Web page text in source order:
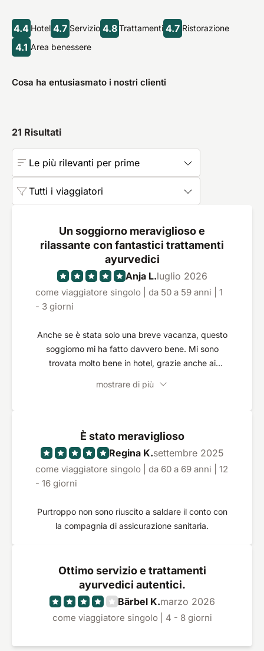
4.4 Hotel 4.7 Servizio 4.8 Trattamenti 4.7 Ristorazione
4.1 Area benessere
Cosa ha entusiasmato i nostri clienti
21 Risultati
Le più rilevanti per prime
Tutti i viaggiatori
Un soggiorno meraviglioso e
rilassante con fantastici trattamenti
ayurvedici
Anja L.luglio 2026
come viaggiatore singolo | da 50 a 59 anni | 1
- 3 giorni
Anche se è stata solo una breve vacanza, questo
soggiorno mi ha fatto davvero bene. Mi sono
trovata molto bene in hotel, grazie anche ai
ayurvedica, e non vedo l'ora di tornarci. Il
mostrare di più
È stato meraviglioso
Regina K.settembre 2025
come viaggiatore singolo | da 60 a 69 anni | 12
- 16 giorni
Purtroppo non sono riuscito a saldare il conto con
la compagnia di assicurazione sanitaria.
Ottimo servizio e trattamenti
ayurvedici autentici.
Bärbel K.marzo 2026
come viaggiatore singolo | 4 - 8 giorni